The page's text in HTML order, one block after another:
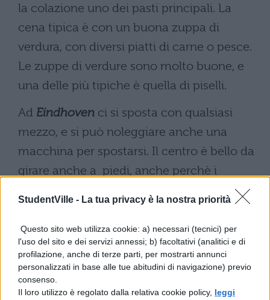
StudentVille - La tua privacy è la nostra priorità
Questo sito web utilizza cookie: a) necessari (tecnici) per
l'uso del sito e dei servizi annessi; b) facoltativi (analitici e di
profilazione, anche di terze parti, per mostrarti annunci
personalizzati in base alle tue abitudini di navigazione) previo
consenso.
Il loro utilizzo è regolato dalla relativa cookie policy, leggi
la colazione uno dei pasti principali. La
cena tipica è con un buona zuppa di
verdura, con diversi piatti di carne o pesce.
Le zuppe di verdure sono molto buone, e
una delle più tipiche è quella di piselli.
Ad Eindhoven ci si sposta con qualsiasi
mezzo, e si può noleggiare anche una
macchina per spostarsi. Il centro è bello da
girare anche a piedi, anche perchè i
funzionano molto bene.
Per visitare Eindhoven il periodo migliore è
durante la primavera, nei mesi di maggio e
giugno. In alternativa è meglio visitare la
città in estate nei mesi